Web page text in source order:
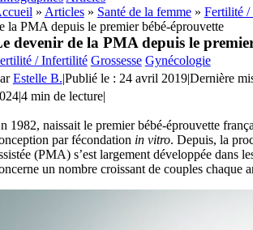
» Articles» Santé de la femme» Fertilité
la PMA depuis le premier bébé-éprouvette
devenir de la PMA depuis le
/ Infertilité Grossesse Gynécologie
Estelle B.|Publié le : 24 avril 2019|Dernière
|4 min de lecture|
1982, naissait le premier bébé-éprouvette
par fécondation in vitro. Depuis, la
(PMA) s’est largement développée dans
un nombre croissant de couples chaque